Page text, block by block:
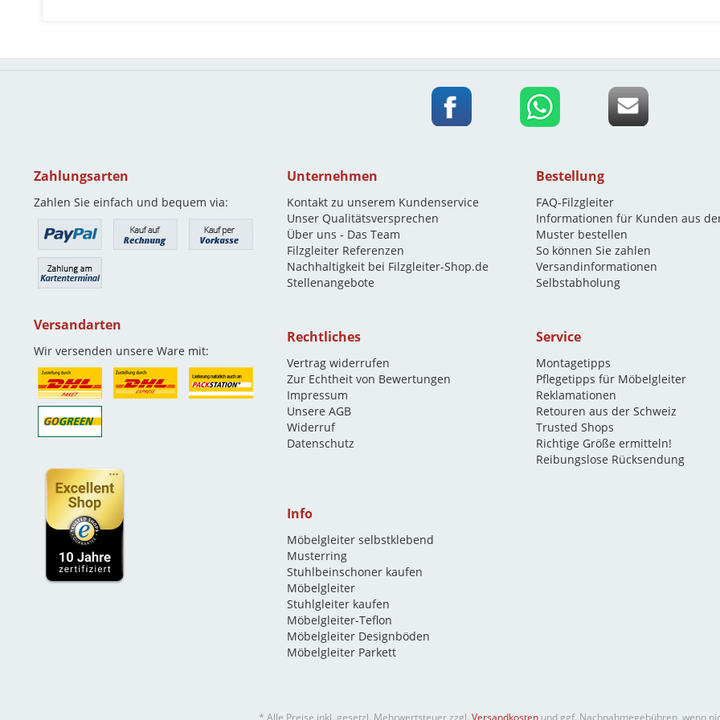
Zahlungsarten
Zahlen Sie einfach und bequem via:
Versandarten
Wir versenden unsere Ware mit:
Unternehmen
Kontakt zu unserem Kundenservice
Unser Qualitätsversprechen
Über uns - Das Team
Filzgleiter Referenzen
Nachhaltigkeit bei Filzgleiter-Shop.de
Stellenangebote
Bestellung
FAQ-Filzgleiter
Informationen für Kunden aus
Muster bestellen
So können Sie zahlen
Versandinformationen
Selbstabholung
Rechtliches
Vertrag widerrufen
Zur Echtheit von Bewertungen
Impressum
Unsere AGB
Widerruf
Datenschutz
Service
Montagetipps
Pflegetipps für Möbelgleiter
Reklamationen
Retouren aus der Schweiz
Trusted Shops
Richtige Größe ermitteln!
Reibungslose Rücksendung
Info
Möbelgleiter selbstklebend
Musterring
Stuhlbeinschoner kaufen
Möbelgleiter
Stuhlgleiter kaufen
Möbelgleiter-Teflon
Möbelgleiter Designböden
Möbelgleiter Parkett
* Alle Preise inkl. gesetzl. Mehrwertsteuer zzgl. Versandkostenund ggf. Nachnahmegebühren, wenn